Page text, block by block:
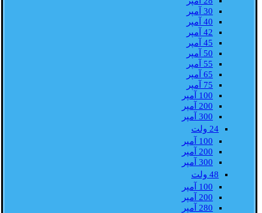
30 آمپر
40 آمپر
42 آمپر
45 آمپر
50 آمپر
55 آمپر
65 آمپر
75 آمپر
100 آمپر
200 آمپر
300 آمپر
24 ولت
100 آمپر
200 آمپر
300 آمپر
48 ولت
100 آمپر
200 آمپر
280 آمپر